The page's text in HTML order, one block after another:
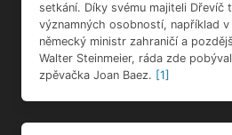
setkání. Díky svému majiteli Dřevíč
významných osobností, například
německý ministr zahraničí a
Walter Steinmeier, ráda zde
zpěvačka Joan Baez. [1]